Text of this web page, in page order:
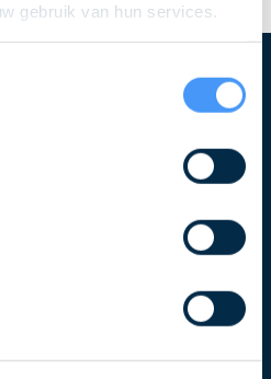
gebruik van hun services.
over QLS